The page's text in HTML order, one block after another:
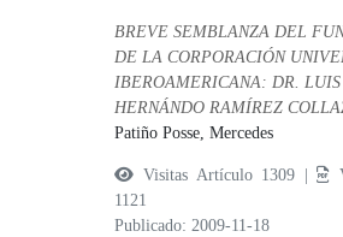
BREVE SEMBLANZA DEL
DE LA CORPORACIÓN
IBEROAMERICANA: DR. LUIS
HERNÁNDO RAMÍREZ
Patiño Posse, Mercedes
Visitas Artículo 1309 |
1121
Publicado: 2009-11-18